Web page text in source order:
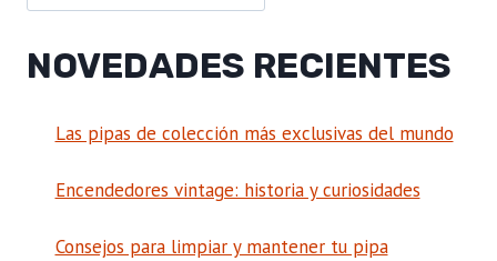
NOVEDADES RECIENTES
Las pipas de colección más exclusivas del mundo
Encendedores vintage: historia y curiosidades
Consejos para limpiar y mantener tu pipa